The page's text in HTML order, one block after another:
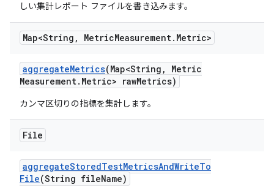
しい集計レポート ファイルを書き込みます。
Map<String , MetricMeasurement. Metric>
aggregateMetrics(Map<String ,
Metric
Measurement. Metric> rawMetrics)
カンマ区切りの指標を集計します。
File
aggregateStoredTestMetricsAndWriteTo
File(String fileName)